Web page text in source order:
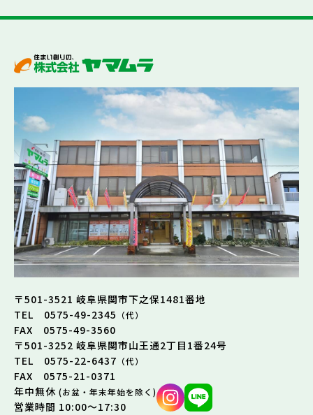
〒501-3521 岐阜県関市下之保1481番地
TEL 0575-49-2345 （代）
FAX 0575-49-3560
〒501-3252 岐阜県関市山王通2丁目1番24号
TEL 0575-22-6437 （代）
FAX 0575-21-0371
年中無休 (お盆・年末年始を除く)
営業時間 10:00～17:30